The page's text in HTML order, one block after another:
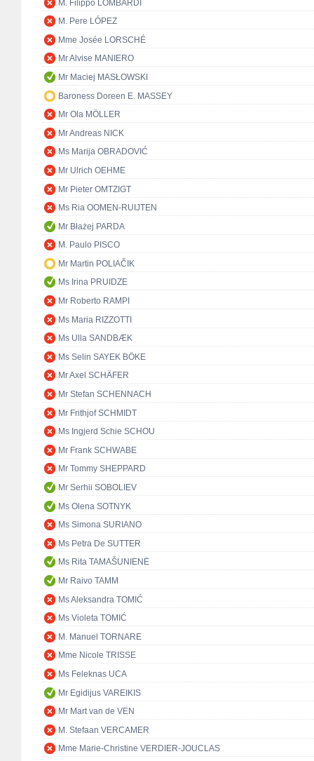
M. Filippo LOMBARDI
M. Pere LÓPEZ
Mme Josée LORSCHÉ
Mr Alvise MANIERO
Mr Maciej MASŁOWSKI
Baroness Doreen E. MASSEY
Mr Ola MÖLLER
Mr Andreas NICK
Ms Marija OBRADOVIĆ
Mr Ulrich OEHME
Mr Pieter OMTZIGT
Ms Ria OOMEN-RUIJTEN
Mr Błażej PARDA
M. Paulo PISCO
Mr Martin POLIAČIK
Ms Irina PRUIDZE
Mr Roberto RAMPI
Ms Maria RIZZOTTI
Ms Ulla SANDBÆK
Ms Selin SAYEK BÖKE
Mr Axel SCHÄFER
Mr Stefan SCHENNACH
Mr Frithjof SCHMIDT
Ms Ingjerd Schie SCHOU
Mr Frank SCHWABE
Mr Tommy SHEPPARD
Mr Serhii SOBOLIEV
Ms Olena SOTNYK
Ms Simona SURIANO
Ms Petra De SUTTER
Ms Rita TAMAŠUNIENĖ
Mr Raivo TAMM
Ms Aleksandra TOMIĆ
Ms Violeta TOMIĆ
M. Manuel TORNARE
Mme Nicole TRISSE
Ms Feleknas UCA
Mr Egidijus VAREIKIS
Mr Mart van de VEN
M. Stefaan VERCAMER
Mme Marie-Christine VERDIER-JOUCLAS